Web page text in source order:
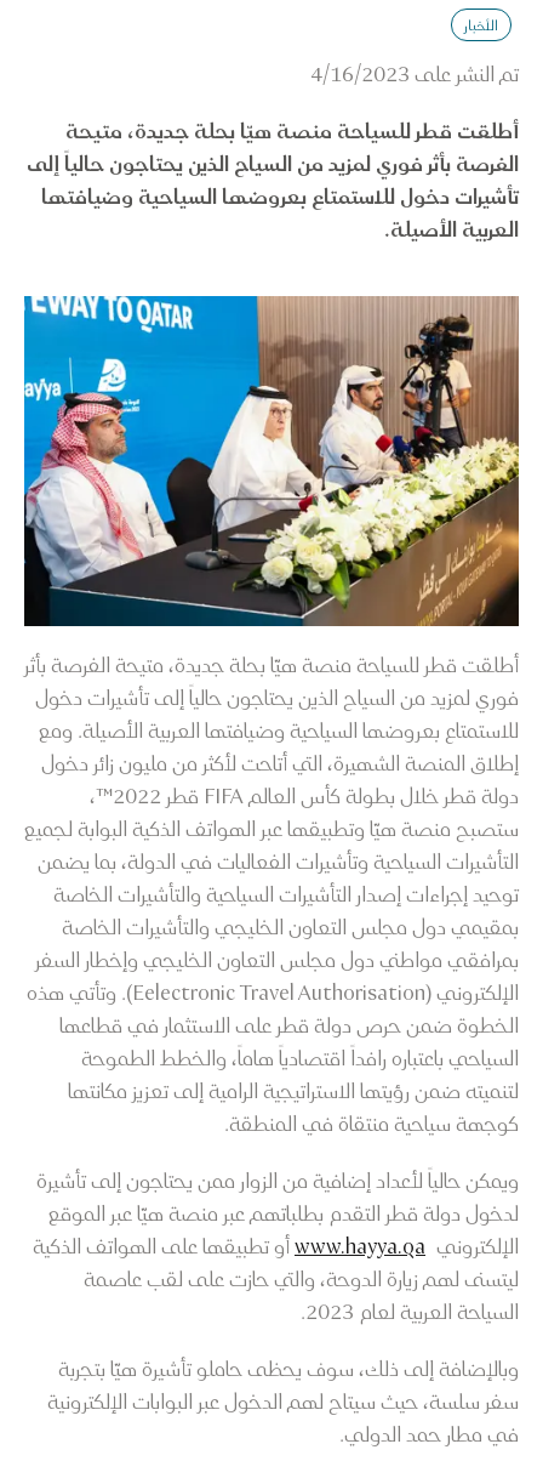
الأخبار
تم النشر على 4/16/2023
أطلقت قطر للسياحة منصة هيّا بحلة جديدة، متيحة
الفرصة بأثر فوري لمزيد من السياح الذين يحتاجون حالياً إلى
تأشيرات دخول للاستمتاع بعروضها السياحية وضيافتها
العربية الأصيلة.
أطلقت قطر للسياحة منصة هيّا بحلة جديدة، متيحة الفرصة بأثر
فوري لمزيد من السياح الذين يحتاجون حالياً إلى تأشيرات دخول
للاستمتاع بعروضها السياحية وضيافتها العربية الأصيلة. ومع
إطلاق المنصة الشهيرة، التي أتاحت لأكثر من مليون زائر دخول
دولة قطر خلال بطولة كأس العالم FIFA قطر 2022™،
ستصبح منصة هيّا وتطبيقها عبر الهواتف الذكية البوابة لجميع
التأشيرات السياحية وتأشيرات الفعاليات في الدولة، بما يضمن
توحيد إجراءات إصدار التأشيرات السياحية والتأشيرات الخاصة
بمقيمي دول مجلس التعاون الخليجي والتأشيرات الخاصة
بمرافقي مواطني دول مجلس التعاون الخليجي وإخطار السفر
الإلكتروني (Eelectronic Travel Authorisation). وتأتي هذه
الخطوة ضمن حرص دولة قطر على الاستثمار في قطاعها
السياحي باعتباره رافداً اقتصادياً هاماً، والخطط الطموحة
لتنميته ضمن رؤيتها الاستراتيجية الرامية إلى تعزيز مكانتها
كوجهة سياحية منتقاة في المنطقة.
ويمكن حالياً لأعداد إضافية من الزوار ممن يحتاجون إلى تأشيرة
لدخول دولة قطر التقدم بطلباتهم عبر منصة هيّا عبر الموقع
الإلكتروني www.hayya.qaأو تطبيقها على الهواتف الذكية
ليتسنى لهم زيارة الدوحة، والتي حازت على لقب عاصمة
السياحة العربية لعام 2023.
وبالإضافة إلى ذلك، سوف يحظى حاملو تأشيرة هيّا بتجربة
سفر سلسة، حيث سيتاح لهم الدخول عبر البوابات الإلكترونية
في مطار حمد الدولي.